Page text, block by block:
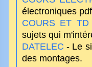
électroniques
COURS ET TD
sujets qui
DATELEC - Le
des montages.